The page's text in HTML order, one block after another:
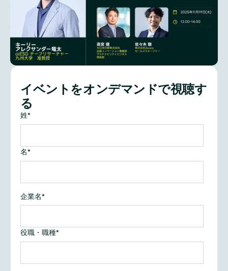
イベントをオンデマンドで視聴す
る
姓*
名*
企業名*
役職・職種*